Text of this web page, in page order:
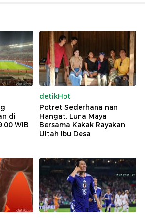
di
WIB
detikHot
Potret Sederhana nan
Hangat, Luna Maya
Bersama Kakak Rayakan
Ultah Ibu Desa